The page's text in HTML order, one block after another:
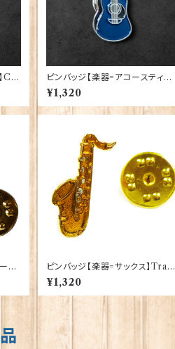
Ca
ピンバッジ【楽器=アコースティッ
クギター】Cadogan 90040-XJ
KB04-57
¥1,320
ピンバッジ【楽器=サックス】Tradi
tion 90040-P204
¥1,320